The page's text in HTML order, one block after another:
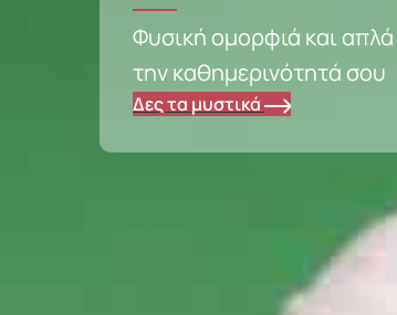
Φυσική ομορφιά και απλά
την καθημερινότητά σου
Δες τα μυστικά